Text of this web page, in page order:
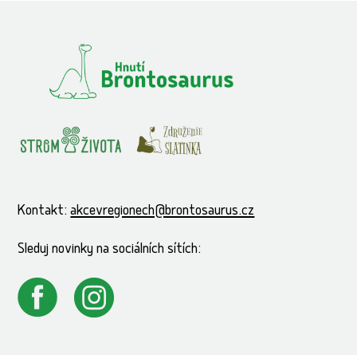
Kontakt:akcevregionech@brontosaurus.cz
Sleduj novinky na sociálních sítích: